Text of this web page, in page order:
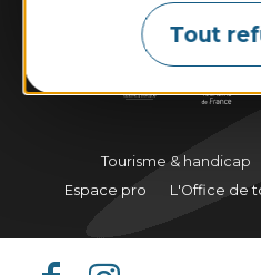
Tout
Tourisme & handicap
Espace pro
L'Office de